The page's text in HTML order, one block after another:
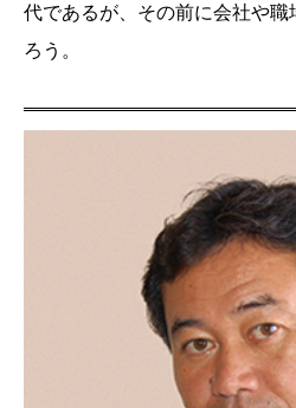
代であるが、その前に会社や
ろう。